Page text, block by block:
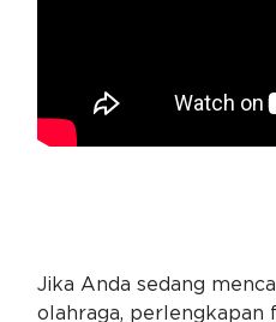
Jika Anda sedang
olahraga, perlengkapan